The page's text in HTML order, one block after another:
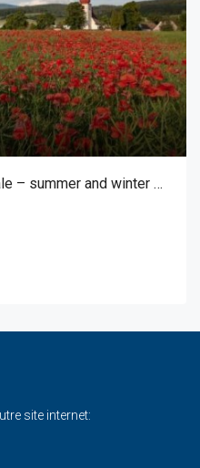
well functioning hotel for sale – summer and winter season
site internet: